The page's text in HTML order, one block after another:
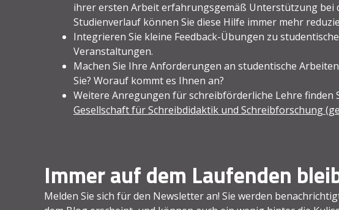
ihrer ersten Arbeit erfahrungsgemäß Unterstützung bei
Studienverlauf können Sie diese Hilfe immer mehr
Integrieren Sie kleine Feedback-Übungen zu
Veranstaltungen.
Machen Sie Ihre Anforderungen an studentische
Sie? Worauf kommt es Ihnen an?
Weitere Anregungen für schreibförderliche Lehre finden
Gesellschaft für Schreibdidaktik und Schreibforschung
Immer auf dem Laufenden
Melden Sie sich für den Newsletter an! Sie werden